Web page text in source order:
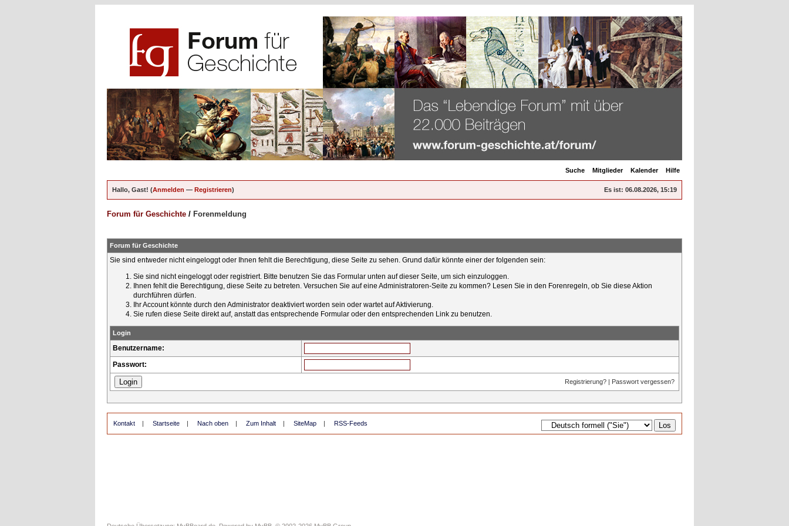
Suche Mitglieder Kalender Hilfe
Es ist: 06.08.2026, 15:19
Hallo, Gast! (Anmelden — Registrieren)
Forum für Geschichte / Forenmeldung
Forum für Geschichte
Sie sind entweder nicht eingeloggt oder Ihnen fehlt die Berechtigung, diese Seite zu sehen. Grund dafür könnte einer der folgenden sein:
Sie sind nicht eingeloggt oder registriert. Bitte benutzen Sie das Formular unten auf dieser Seite, um sich einzuloggen.
Ihnen fehlt die Berechtigung, diese Seite zu betreten. Versuchen Sie auf eine Administratoren-Seite zu kommen? Lesen Sie in den Forenregeln, ob Sie diese Aktion
durchführen dürfen.
Ihr Account könnte durch den Administrator deaktiviert worden sein oder wartet auf Aktivierung.
Sie rufen diese Seite direkt auf, anstatt das entsprechende Formular oder den entsprechenden Link zu benutzen.
Login
Benutzername:
Passwort:
Registrierung? | Passwort vergessen?
Kontakt | Startseite | Nach oben | Zum Inhalt | SiteMap | RSS-Feeds